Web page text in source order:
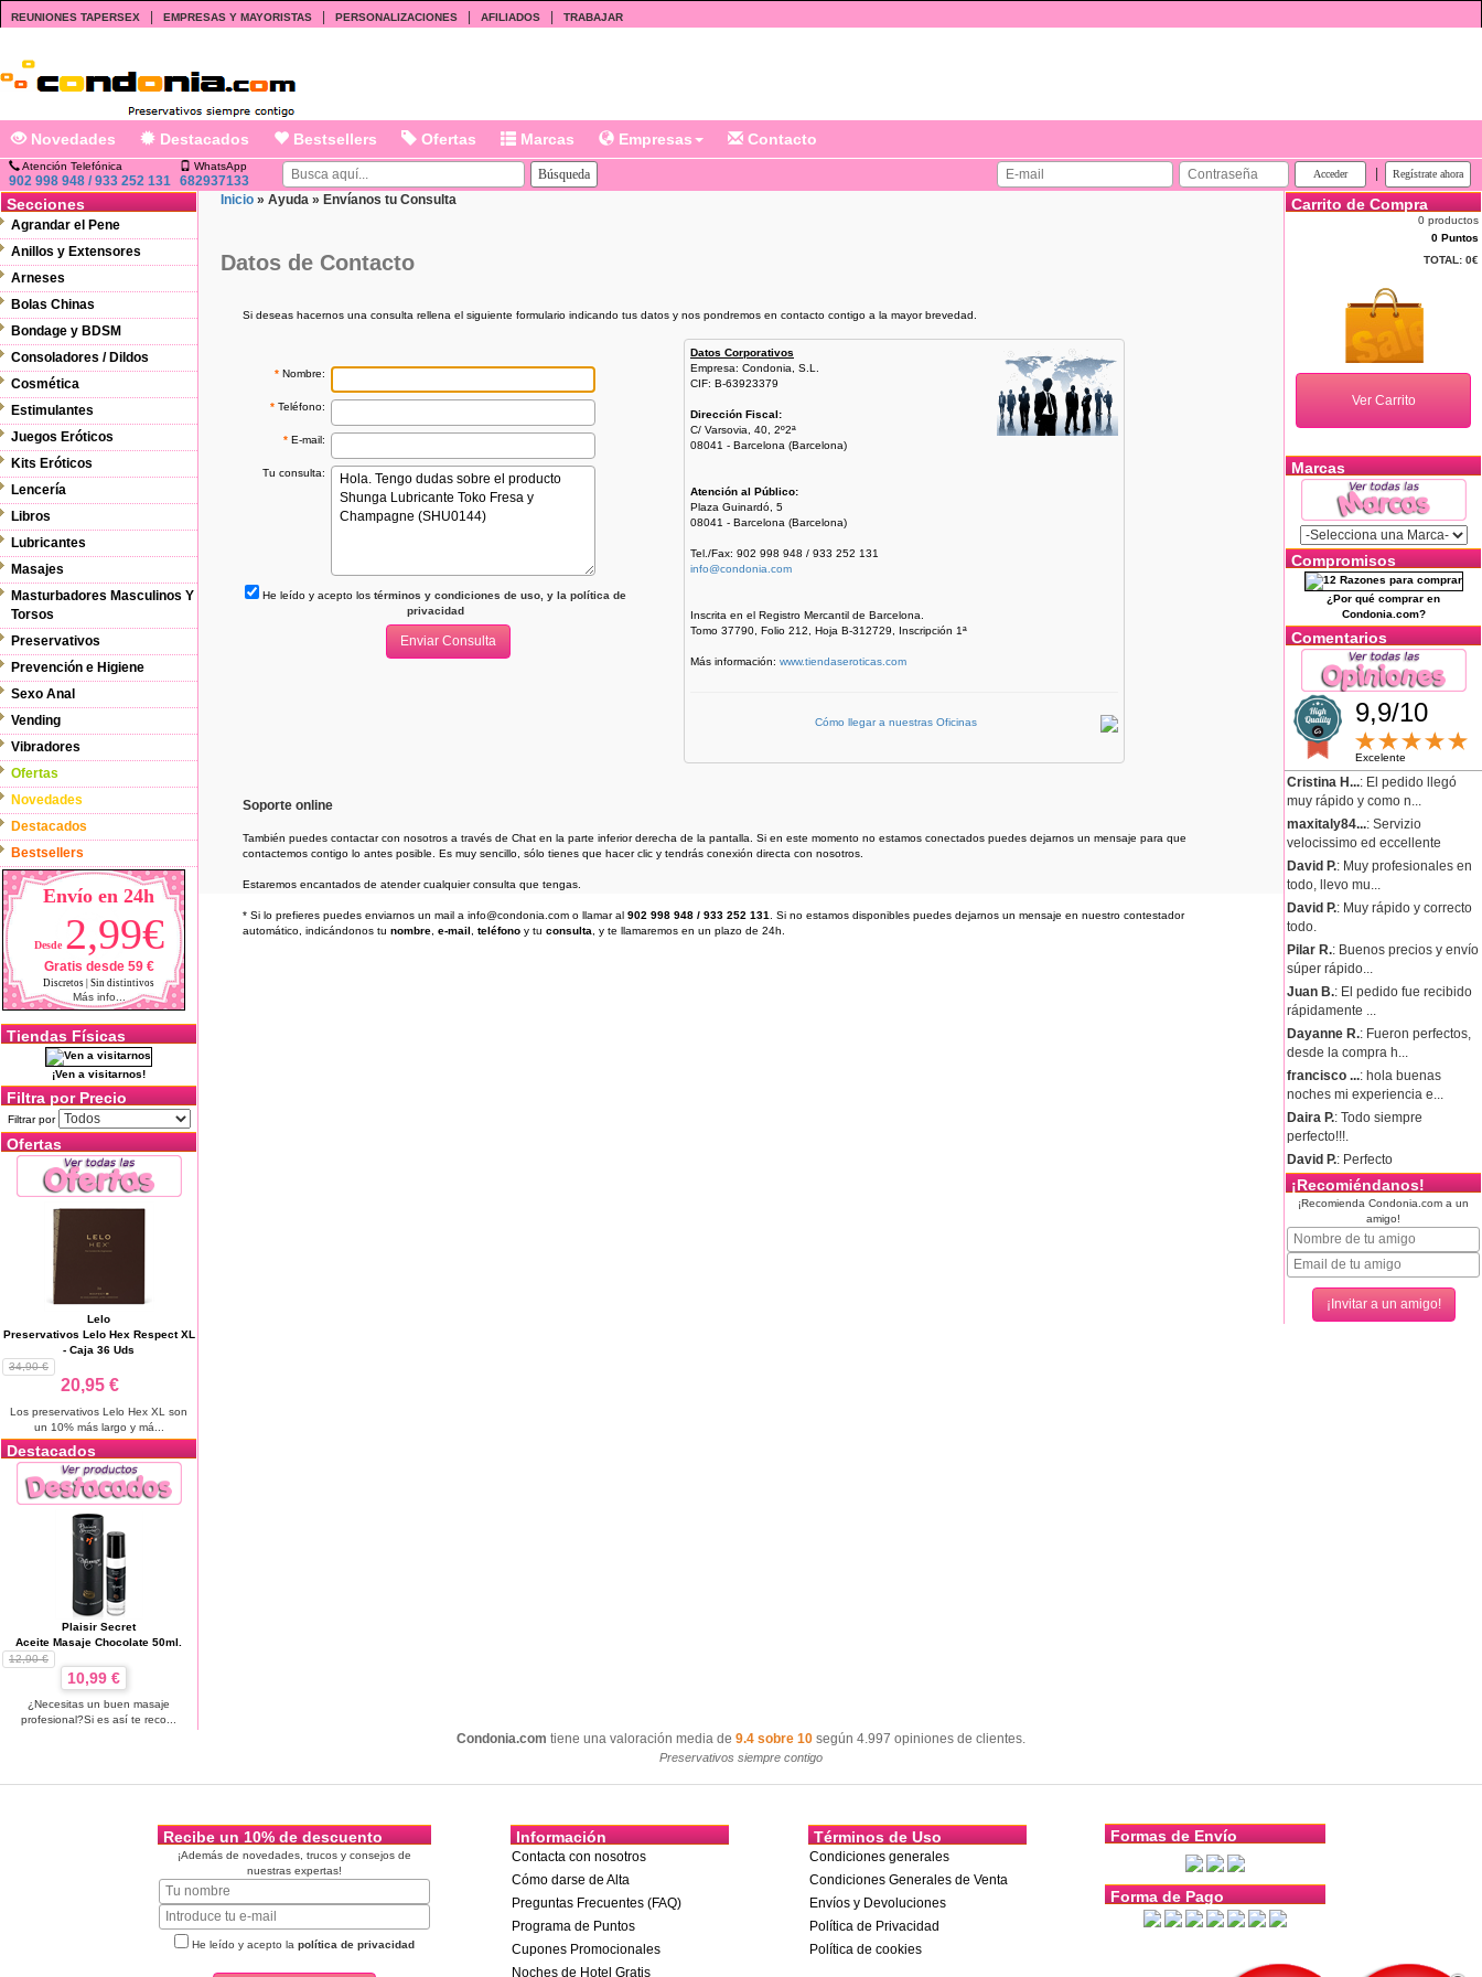
REUNIONES TAPERSEX EMPRESAS Y MAYORISTAS PERSONALIZACIONES AFILIADOS TRABAJAR
Novedades Destacados Bestsellers Ofertas Marcas Empresas Contacto
Atención Telefónica
902 998 948 / 933 252 131
WhatsApp
682937133
Secciones
Agrandar el Pene
Anillos y Extensores
Arneses
Bolas Chinas
Bondage y BDSM
Consoladores / Dildos
Cosmética
Estimulantes
Juegos Eróticos
Kits Eróticos
Lencería
Libros
Lubricantes
Masajes
Masturbadores Masculinos Y
Torsos
Preservativos
Prevención e Higiene
Sexo Anal
Vending
Vibradores
Ofertas
Novedades
Destacados
Bestsellers
Envío en 24h
Desde 2,99€
Gratis desde 59 €
Discretos | Sin distintivos
Más info...
Tiendas Físicas
¡Ven a visitarnos!
Filtra por Precio
Filtrar por
Ofertas
Lelo
Preservativos Lelo Hex Respect XL
- Caja 36 Uds
34,90 €
20,95 €
Los preservativos Lelo Hex XL son
un 10% más largo y má...
Destacados
Plaisir Secret
Aceite Masaje Chocolate 50ml.
12,90 €
10,99 €
¿Necesitas un buen masaje
profesional?Si es así te reco...
Inicio » Ayuda » Envíanos tu Consulta
Datos de Contacto
Si deseas hacernos una consulta rellena el siguiente formulario indicando tus datos y nos pondremos en contacto contigo a la mayor brevedad.
* Nombre:
* Teléfono:
* E-mail:
Tu consulta:
He leído y acepto los términos y condiciones de uso, y la política de
privacidad
Datos Corporativos
Empresa: Condonia, S.L.
CIF: B-63923379
Dirección Fiscal:
C/ Varsovia, 40, 2º2ª
08041 - Barcelona (Barcelona)
Atención al Público:
Plaza Guinardó, 5
08041 - Barcelona (Barcelona)
Tel./Fax: 902 998 948 / 933 252 131
info@condonia.com
Inscrita en el Registro Mercantil de Barcelona.
Tomo 37790, Folio 212, Hoja B-312729, Inscripción 1ª
Más información: www.tiendaseroticas.com
Cómo llegar a nuestras Oficinas
Soporte online
También puedes contactar con nosotros a través de Chat en la parte inferior derecha de la pantalla. Si en este momento no estamos conectados puedes dejarnos un mensaje para que
contactemos contigo lo antes posible. Es muy sencillo, sólo tienes que hacer clic y tendrás conexión directa con nosotros.
Estaremos encantados de atender cualquier consulta que tengas.
* Si lo prefieres puedes enviarnos un mail a info@condonia.com o llamar al 902 998 948 / 933 252 131
. Si no estamos disponibles puedes dejarnos un mensaje en nuestro contestador
automático, indicándonos tu nombre e-mail teléfono y tu consulta , y te llamaremos en un plazo de 24h.
Carrito de Compra
0 productos
0 Puntos
TOTAL: 0€
Marcas
Compromisos
¿Por qué comprar en
Condonia.com?
Comentarios
9,9/10
Excelente
Cristina H...: El pedido llegó
muy rápido y como n...
maxitaly84...: Servizio
velocissimo ed eccellente
David P.: Muy profesionales en
todo, llevo mu...
David P.: Muy rápido y correcto
todo.
Pilar R.: Buenos precios y envío
súper rápido...
Juan B.: El pedido fue recibido
rápidamente ...
Dayanne R.: Fueron perfectos,
desde la compra h...
francisco ...: hola buenas
noches mi experiencia e...
Daira P.: Todo siempre
perfecto!!!.
David P.: Perfecto
¡Recomiéndanos!
¡Recomienda Condonia.com a un
amigo!
Condonia.com tiene una valoración media de 9.4 sobre 10 según 4.997 opiniones de clientes.
Preservativos siempre contigo
Recibe un 10% de descuento
¡Además de novedades, trucos y consejos de
nuestras expertas!
He leído y acepto la política de privacidad
Información
Contacta con nosotros
Cómo darse de Alta
Preguntas Frecuentes (FAQ)
Programa de Puntos
Cupones Promocionales
Noches de Hotel Gratis
Términos de Uso
Condiciones generales
Condiciones Generales de Venta
Envíos y Devoluciones
Política de Privacidad
Política de cookies
Formas de Envío
Forma de Pago